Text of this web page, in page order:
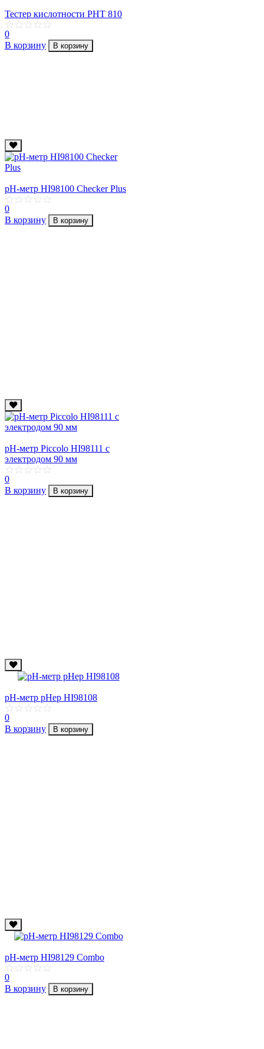
Тестер кислотности PHT 810
0
В корзину
В корзину
рН-метр HI98100 Checker Plus
0
В корзину
В корзину
рН-метр Piccolo HI98111 с
электродом 90 мм
0
В корзину
В корзину
рН-метр pHep HI98108
0
В корзину
В корзину
рН-метр HI98129 Combo
0
В корзину
В корзину